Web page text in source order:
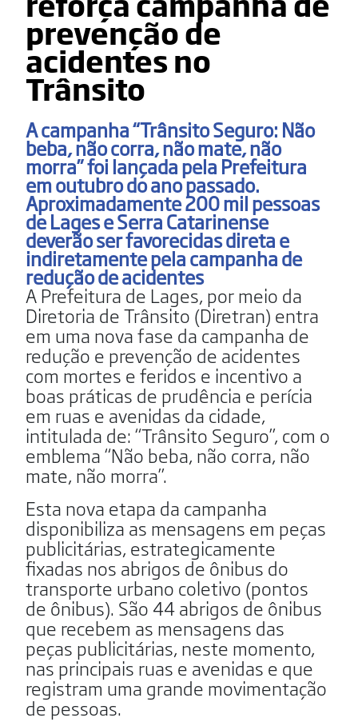
prevenção de
acidentes no
Trânsito
A campanha “Trânsito Seguro: Não
beba, não corra, não mate, não
morra” foi lançada pela Prefeitura
em outubro do ano passado.
Aproximadamente 200 mil pessoas
de Lages e Serra Catarinense
deverão ser favorecidas direta e
indiretamente pela campanha de
redução de acidentes
A Prefeitura de Lages, por meio da
Diretoria de Trânsito (Diretran) entra
em uma nova fase da campanha de
redução e prevenção de acidentes
com mortes e feridos e incentivo a
boas práticas de prudência e perícia
em ruas e avenidas da cidade,
intitulada de: “Trânsito Seguro”, com o
emblema “Não beba, não corra, não
mate, não morra”.
Esta nova etapa da campanha
disponibiliza as mensagens em peças
publicitárias, estrategicamente
fixadas nos abrigos de ônibus do
transporte urbano coletivo (pontos
de ônibus). São 44 abrigos de ônibus
que recebem as mensagens das
peças publicitárias, neste momento,
nas principais ruas e avenidas e que
registram uma grande movimentação
de pessoas.